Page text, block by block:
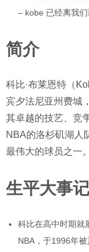
– kobe 已经离我们
简介
科比·布莱恩特（
宾夕法尼亚州费城
其卓越的技艺、竞
NBA的洛杉矶湖人
最伟大的球员之一。
生平大事记
科比在高中时期就
NBA，于1996年